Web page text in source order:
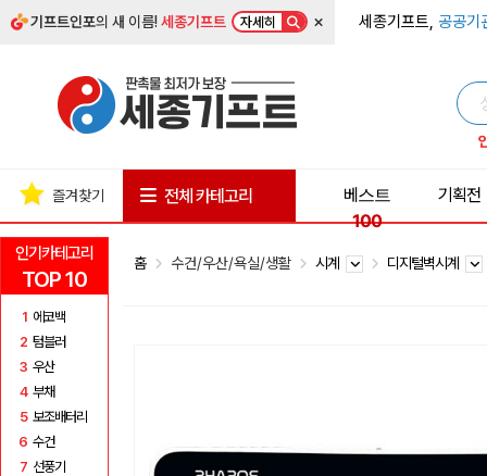
기프트인포의 새 이름!세종기프트 자세히 × 세종기프트, 공공기
인기카테고리
TOP 10
1 에코백
2 텀블러
3 우산
4 부채
5 보조배터리
6 수건
7 선풍기
즐겨찾기 전체 카테고리
베스트
100
기획전
홈 수건/우산/욕실/생활 시계 디지털벽시계